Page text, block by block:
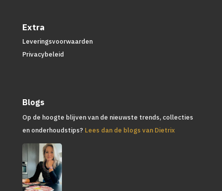
Extra
Leveringsvoorwaarden
Privacybeleid
Blogs
Op de hoogte blijven van de nieuwste trends, collecties
en onderhoudstips? Lees dan de blogs van Dietrix